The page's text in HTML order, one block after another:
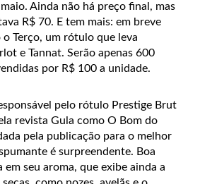
Ainda não há preço final, mas
R$ 70. E tem mais: em breve
o Terço, um rótulo que leva
e Tannat. Serão apenas 600
por R$ 100 a unidade.
pelo rótulo Prestige Brut
revista Gula como O Bom do
pela publicação para o melhor
é surpreendente. Boa
em seu aroma, que exibe ainda a